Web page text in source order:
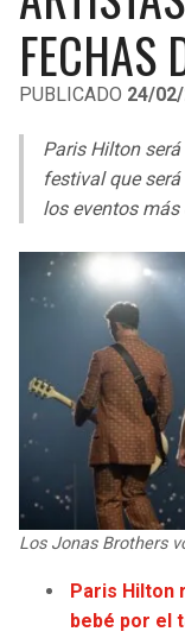
LIGA DE EXPANSIÓN
LEAGUES CUP
UEFA EUROPA LEAGUE
UEFA CONFERENCE
COPA LIBERTADORES
COPA SUDAMERICANA
LIGA BETPLAY
OTRAS LIGAS
FECHAS
PUBLICADO 24/
Paris Hilton
festival que
los eventos
Los Jonas Brothers
Paris Hilton
bebé por el